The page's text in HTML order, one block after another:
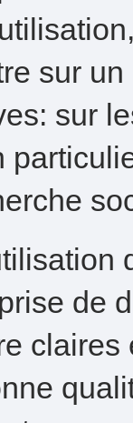
sur un
sur
de
claires